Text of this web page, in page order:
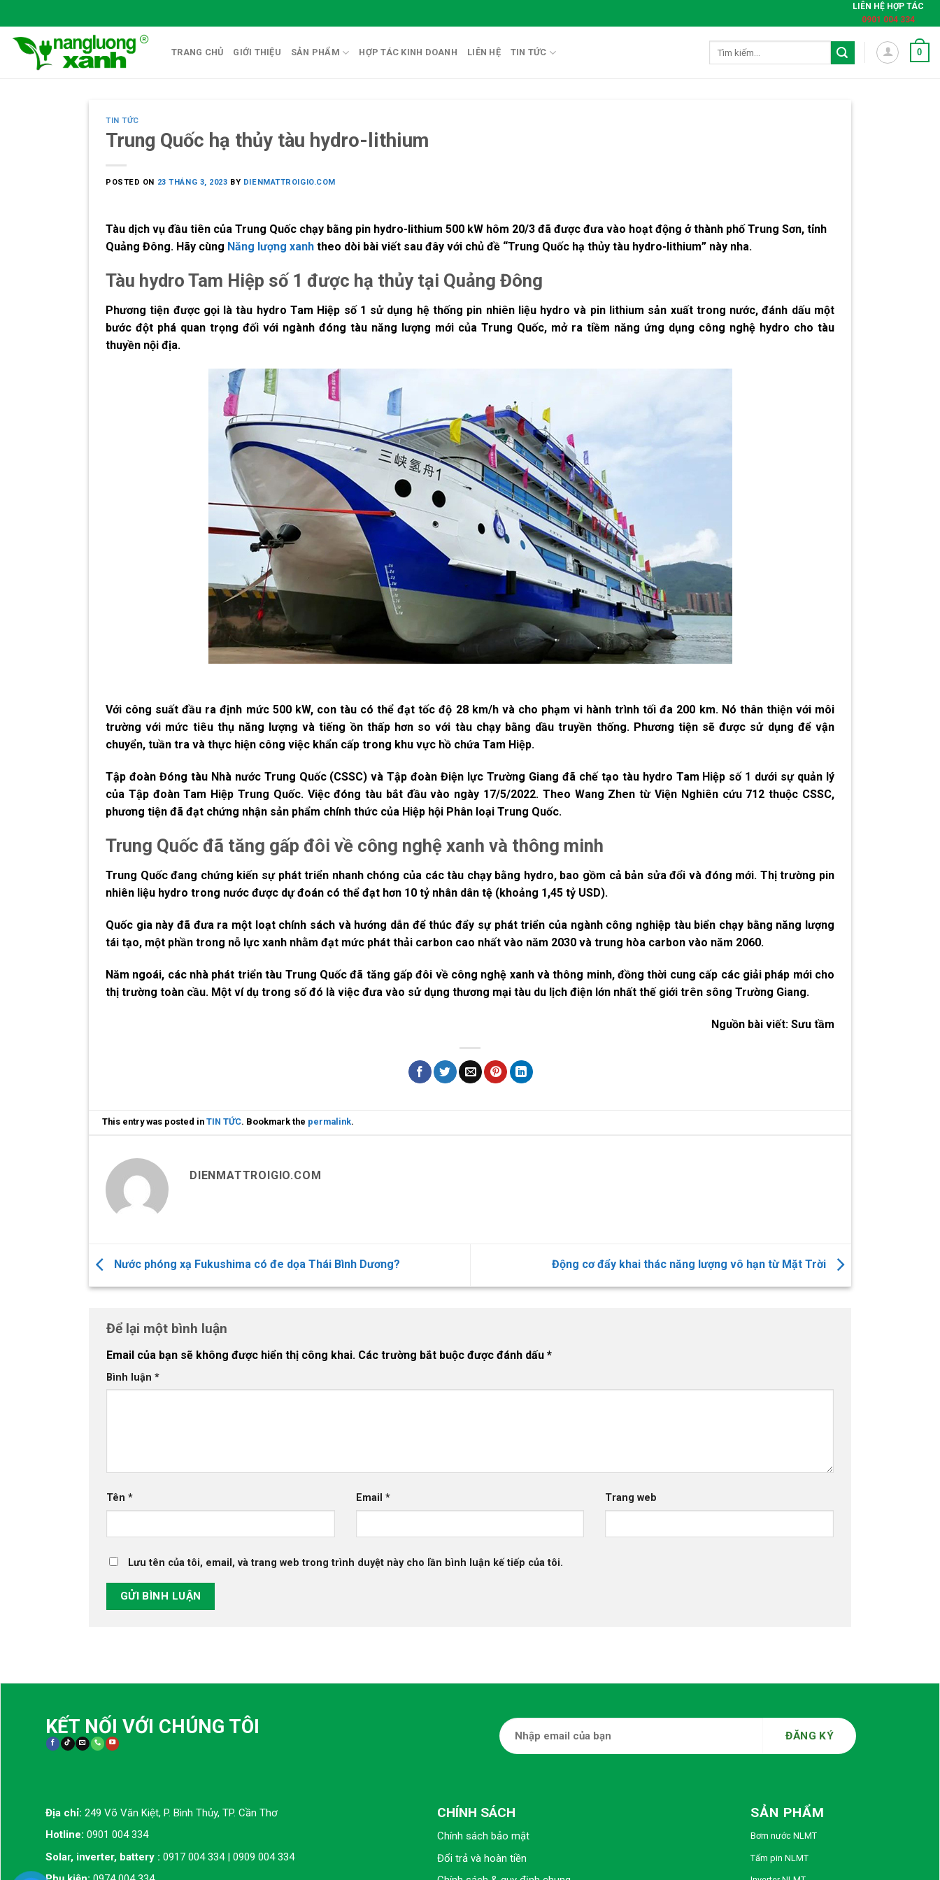
to
content
LIÊN HỆ HỢP TÁC
0901 004 334
TRANG CHỦ GIỚI THIỆU SẢN PHẨM HỢP TÁC KINH DOANH LIÊN HỆ TIN TỨC 0
TIN TỨC
Trung Quốc hạ thủy tàu hydro-lithium
POSTED ON 23 THÁNG 3, 2023 BY DIENMATTROIGIO.COM
Tàu dịch vụ đầu tiên của Trung Quốc chạy bằng pin hydro-lithium 500 kW hôm 20/3 đã được đưa vào hoạt động ở thành phố Trung Sơn, tỉnh
Quảng Đông. Hãy cùng Năng lượng xanh theo dòi bài viết sau đây với chủ đề “Trung Quốc hạ thủy tàu hydro-lithium” này nha.
Tàu hydro Tam Hiệp số 1 được hạ thủy tại Quảng Đông
Phương tiện được gọi là tàu hydro Tam Hiệp số 1 sử dụng hệ thống pin nhiên liệu hydro và pin lithium sản xuất trong nước, đánh dấu một
bước đột phá quan trọng đối với ngành đóng tàu năng lượng mới của Trung Quốc, mở ra tiềm năng ứng dụng công nghệ hydro cho tàu
thuyền nội địa.
Với công suất đầu ra định mức 500 kW, con tàu có thể đạt tốc độ 28 km/h và cho phạm vi hành trình tối đa 200 km. Nó thân thiện với môi
trường với mức tiêu thụ năng lượng và tiếng ồn thấp hơn so với tàu chạy bằng dầu truyền thống. Phương tiện sẽ được sử dụng để vận
chuyển, tuần tra và thực hiện công việc khẩn cấp trong khu vực hồ chứa Tam Hiệp.
Tập đoàn Đóng tàu Nhà nước Trung Quốc (CSSC) và Tập đoàn Điện lực Trường Giang đã chế tạo tàu hydro Tam Hiệp số 1 dưới sự quản lý
của Tập đoàn Tam Hiệp Trung Quốc. Việc đóng tàu bắt đầu vào ngày 17/5/2022. Theo Wang Zhen từ Viện Nghiên cứu 712 thuộc CSSC,
phương tiện đã đạt chứng nhận sản phẩm chính thức của Hiệp hội Phân loại Trung Quốc.
Trung Quốc đã tăng gấp đôi về công nghệ xanh và thông minh
Trung Quốc đang chứng kiến sự phát triển nhanh chóng của các tàu chạy bằng hydro, bao gồm cả bản sửa đổi và đóng mới. Thị trường pin
nhiên liệu hydro trong nước được dự đoán có thể đạt hơn 10 tỷ nhân dân tệ (khoảng 1,45 tỷ USD).
Quốc gia này đã đưa ra một loạt chính sách và hướng dẫn để thúc đẩy sự phát triển của ngành công nghiệp tàu biển chạy bằng năng lượng
tái tạo, một phần trong nỗ lực xanh nhằm đạt mức phát thải carbon cao nhất vào năm 2030 và trung hòa carbon vào năm 2060.
Năm ngoái, các nhà phát triển tàu Trung Quốc đã tăng gấp đôi về công nghệ xanh và thông minh, đồng thời cung cấp các giải pháp mới cho
thị trường toàn cầu. Một ví dụ trong số đó là việc đưa vào sử dụng thương mại tàu du lịch điện lớn nhất thế giới trên sông Trường Giang.
Nguồn bài viết: Sưu tầm
This entry was posted inTIN TỨC. Bookmark the permalink.
DIENMATTROIGIO.COM
Nước phóng xạ Fukushima có đe dọa Thái Bình Dương? Động cơ đẩy khai thác năng lượng vô hạn từ Mặt Trời
Để lại một bình luận
Email của bạn sẽ không được hiển thị công khai. Các trường bắt buộc được đánh dấu *
Bình luận *
Tên * Email * Trang web
Lưu tên của tôi, email, và trang web trong trình duyệt này cho lần bình luận kế tiếp của tôi.
KẾT NỐI VỚI CHÚNG TÔI
Địa chỉ: 249 Võ Văn Kiệt, P. Bình Thủy, TP. Cần Thơ
Hotline: 0901 004 334
Solar, inverter, battery : 0917 004 334 | 0909 004 334
CHÍNH SÁCH
Chính sách bảo mật
Đổi trả và hoàn tiền
SẢN PHẨM
Bơm nước NLMT
Tấm pin NLMT